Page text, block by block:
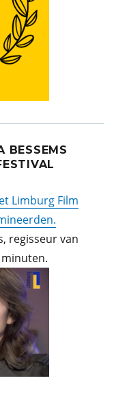
BESSEMS
Limburg Film
regisseur van